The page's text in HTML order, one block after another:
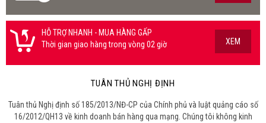
HỖ TRỢ NHANH - MUA HÀNG GẤP
Thời gian giao hàng trong vòng 02 giờ
XEM
TUÂN THỦ NGHỊ ĐỊNH
Tuân thủ Nghị định số 185/2013/NĐ-CP của Chính phủ và luật quảng cáo số
16/2012/QH13 về kinh doanh bán hàng qua mạng. Chúng tôi không kinh